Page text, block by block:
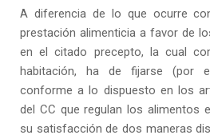
A diferencia de lo que ocurre
prestación alimenticia a favor de
en el citado precepto, la cual
habitación, ha de fijarse (por
conforme a lo dispuesto en los
del CC que regulan los alimentos
su satisfacción de dos maneras